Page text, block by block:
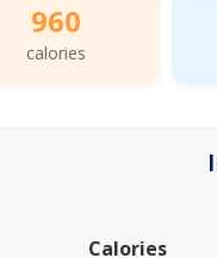
960
calories
Calories